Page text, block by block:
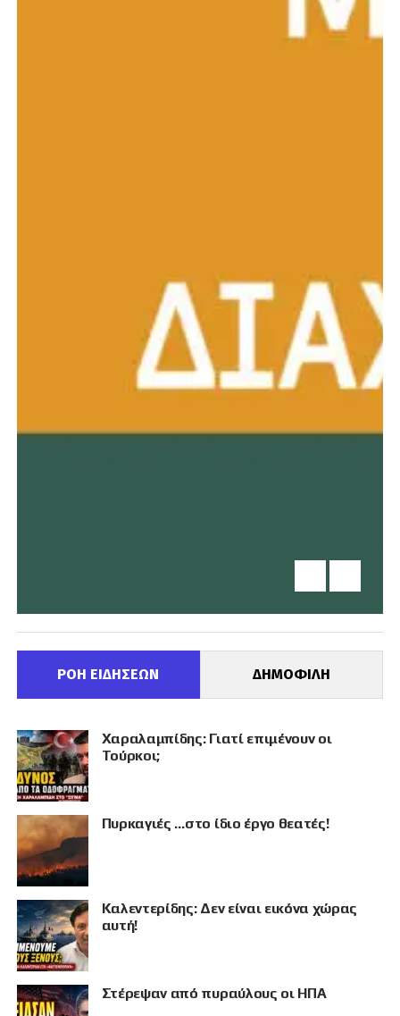
ΡΟΗ ΕΙΔΗΣΕΩΝ ΔΗΜΟΦΙΛΗ
Χαραλαμπίδης: Γιατί επιμένουν οι
Τούρκοι;
Πυρκαγιές …στο ίδιο έργο θεατές!
Καλεντερίδης: Δεν είναι εικόνα χώρας
αυτή!
Στέρεψαν από πυραύλους οι ΗΠΑ